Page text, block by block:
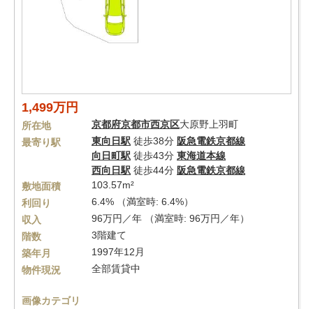
1,499万円
所在地 京都府京都市西京区大原野上羽町
最寄り駅
東向日駅 徒歩38分 阪急電鉄京都線
向日町駅 徒歩43分 東海道本線
西向日駅 徒歩44分 阪急電鉄京都線
敷地面積
103.57m²
利回り
6.4% （満室時: 6.4%）
収入
96万円／年 （満室時: 96万円／年）
階数
3階建て
築年月
1997年12月
物件現況
全部賃貸中
画像カテゴリ